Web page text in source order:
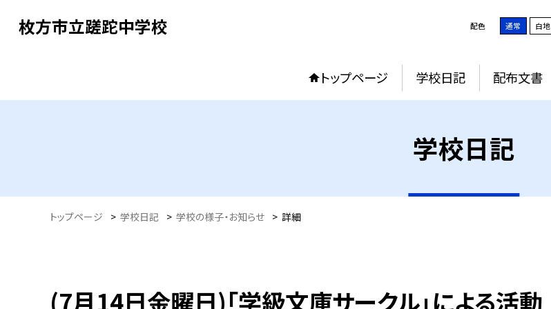
枚方市立蹉跎中学校 配色 通常 白地
トップページ 学校日記 配布文書
学校日記
トップページ > 学校日記 > 学校の様子・お知らせ > 詳細
(7月14日金曜日)「学級文庫サークル」による活動